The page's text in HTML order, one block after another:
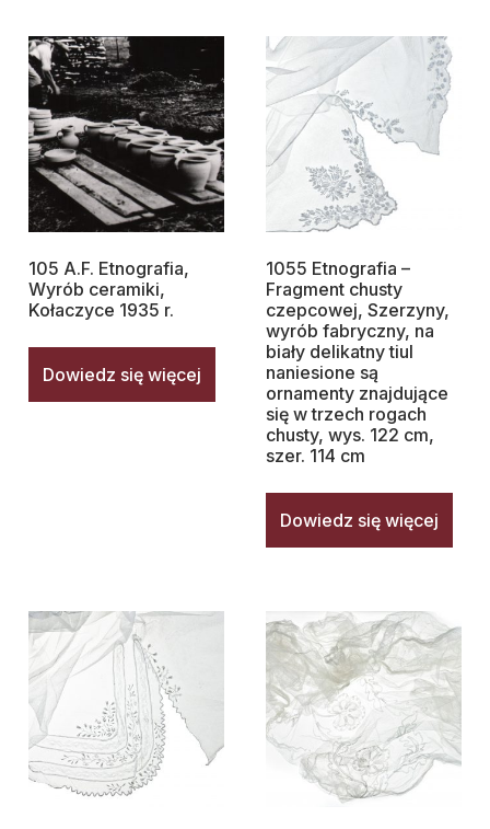
105 A.F. Etnografia,
Wyrób ceramiki,
Kołaczyce 1935 r.
Dowiedz się więcej
1055 Etnografia –
Fragment chusty
czepcowej, Szerzyny,
wyrób fabryczny, na
biały delikatny tiul
naniesione są
ornamenty znajdujące
się w trzech rogach
chusty, wys. 122 cm,
szer. 114 cm
Dowiedz się więcej